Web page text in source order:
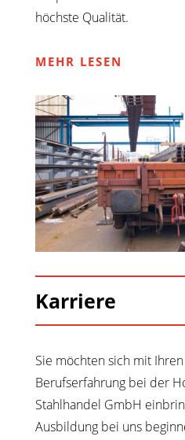
höchste Qualität.
MEHR LESEN
Karriere
Sie möchten sich mit
Berufserfahrung bei der
Stahlhandel GmbH
Ausbildung bei uns